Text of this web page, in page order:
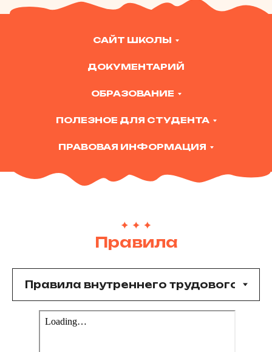
САЙТ ШКОЛЫ
ДОКУМЕНТАРИЙ
ОБРАЗОВАНИЕ
ПОЛЕЗНОЕ ДЛЯ СТУДЕНТА
ПРАВОВАЯ ИНФОРМАЦИЯ
Правила